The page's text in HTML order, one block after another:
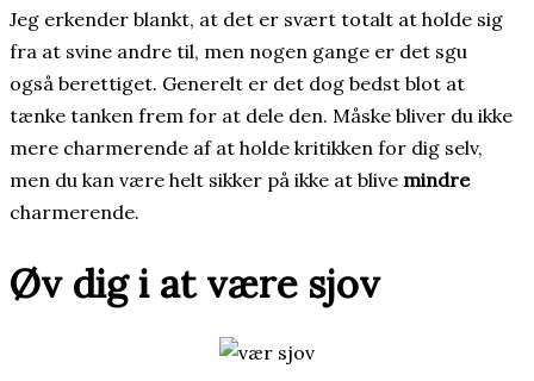
Jeg erkender blankt, at det er svært totalt at holde sig
fra at svine andre til, men nogen gange er det sgu
også berettiget. Generelt er det dog bedst blot at
tænke tanken frem for at dele den. Måske bliver du ikke
mere charmerende af at holde kritikken for dig selv,
men du kan være helt sikker på ikke at blive mindre
charmerende.
Øv dig i at være sjov